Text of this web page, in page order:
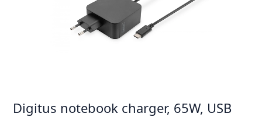
Digitus notebook charger, 65W, USB